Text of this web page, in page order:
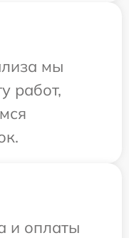
мы
работ,
и оплаты